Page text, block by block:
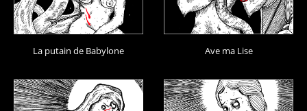
La putain de Babylone Ave ma Lise